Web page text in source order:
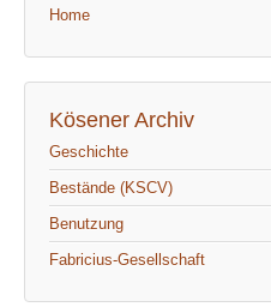
Home
Kösener Archiv
Geschichte
Bestände (KSCV)
Benutzung
Fabricius-Gesellschaft